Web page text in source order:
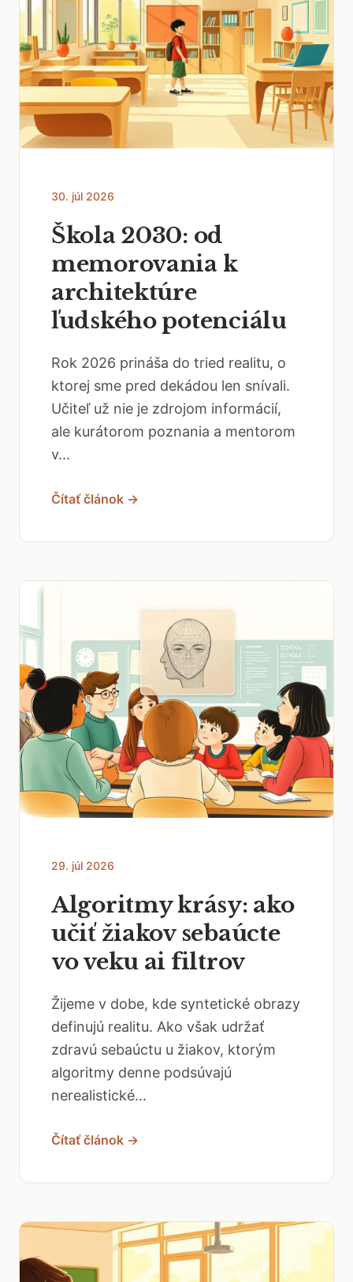
30. júl 2026
Škola 2030: od
memorovania k
architektúre
ľudského potenciálu
Rok 2026 prináša do tried realitu, o
ktorej sme pred dekádou len snívali.
Učiteľ už nie je zdrojom informácií,
ale kurátorom poznania a mentorom
v...
Čítať článok →
29. júl 2026
Algoritmy krásy: ako
učiť žiakov sebaúcte
vo veku ai filtrov
Žijeme v dobe, kde syntetické obrazy
definujú realitu. Ako však udržať
zdravú sebaúctu u žiakov, ktorým
algoritmy denne podsúvajú
nerealistické...
Čítať článok →